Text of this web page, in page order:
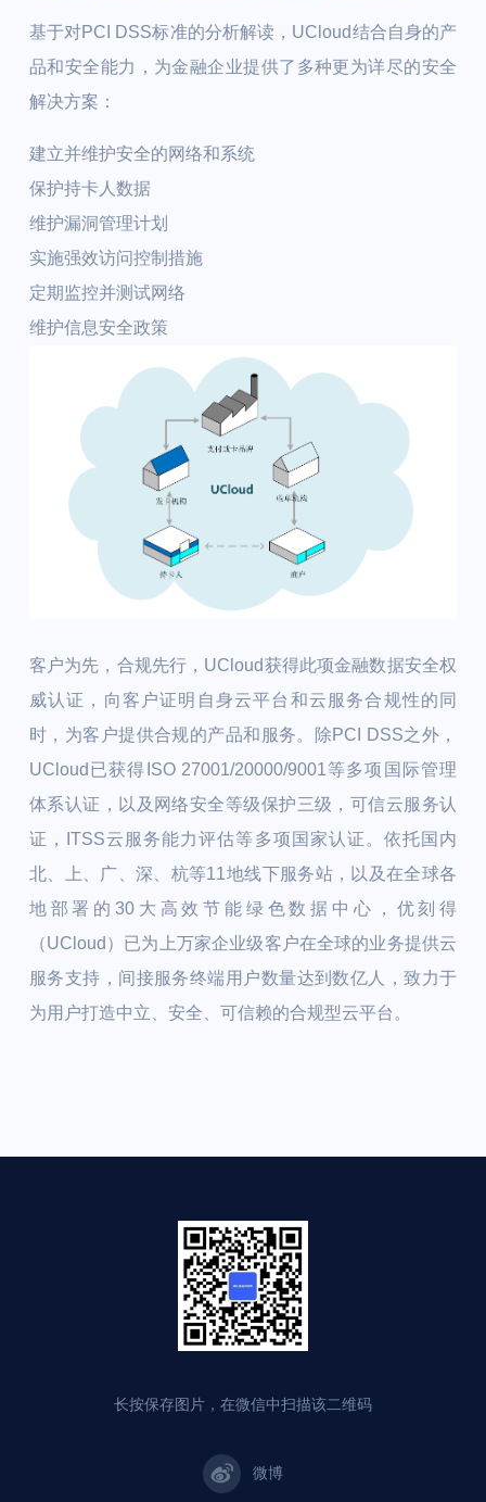
基于对PCI DSS标准的分析解读，UCloud结合自身的产
品和安全能力，为金融企业提供了多种更为详尽的安全
解决方案：
建立并维护安全的网络和系统
保护持卡人数据
维护漏洞管理计划
实施强效访问控制措施
定期监控并测试网络
维护信息安全政策
客户为先，合规先行，UCloud获得此项金融数据安全权
威认证，向客户证明自身云平台和云服务合规性的同
时，为客户提供合规的产品和服务。除PCI DSS之外，
UCloud已获得ISO 27001/20000/9001等多项国际管理
体系认证，以及网络安全等级保护三级，可信云服务认
证，ITSS云服务能力评估等多项国家认证。依托国内
北、上、广、深、杭等11地线下服务站，以及在全球各
地部署的30大高效节能绿色数据中心，优刻得
（UCloud）已为上万家企业级客户在全球的业务提供云
服务支持，间接服务终端用户数量达到数亿人，致力于
为用户打造中立、安全、可信赖的合规型云平台。
长按保存图片，在微信中扫描该二维码
微博